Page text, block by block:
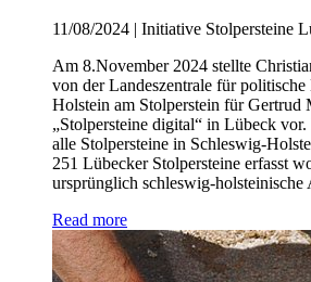
11/08/2024 | Initiative Stolpersteine
Am 8.November 2024 stellte
von der Landeszentrale für
Holstein am Stolperstein für Gertrud
„Stolpersteine digital“ in Lübeck
alle Stolpersteine in Schleswig-
251 Lübecker Stolpersteine erfasst
ursprünglich schleswig-
Read more